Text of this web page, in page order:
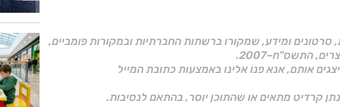
סרטונים ומידע, שמקורו ברשתות החברתיות ובמקורות פומביים,
אותם, אנא פנו אלינו באמצעות כתובת המייל
קרדיט מתאים או שהתוכן יוסר, בהתאם לנסיבות.